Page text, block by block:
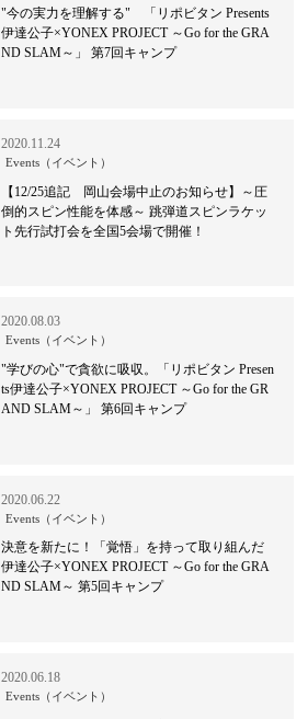
"今の実力を理解する" 「リポビタン Presents
伊達公子×YONEX PROJECT ～Go for the GRA
ND SLAM～」 第7回キャンプ
2020.11.24
Events（イベント）
【12/25追記 岡山会場中止のお知らせ】～圧
倒的スピン性能を体感～ 跳弾道スピンラケッ
ト先行試打会を全国5会場で開催！
2020.08.03
Events（イベント）
"学びの心"で貪欲に吸収。「リポビタン Presen
ts伊達公子×YONEX PROJECT ～Go for the GR
AND SLAM～」 第6回キャンプ
2020.06.22
Events（イベント）
決意を新たに！「覚悟」を持って取り組んだ
伊達公子×YONEX PROJECT ～Go for the GRA
ND SLAM～ 第5回キャンプ
2020.06.18
Events（イベント）